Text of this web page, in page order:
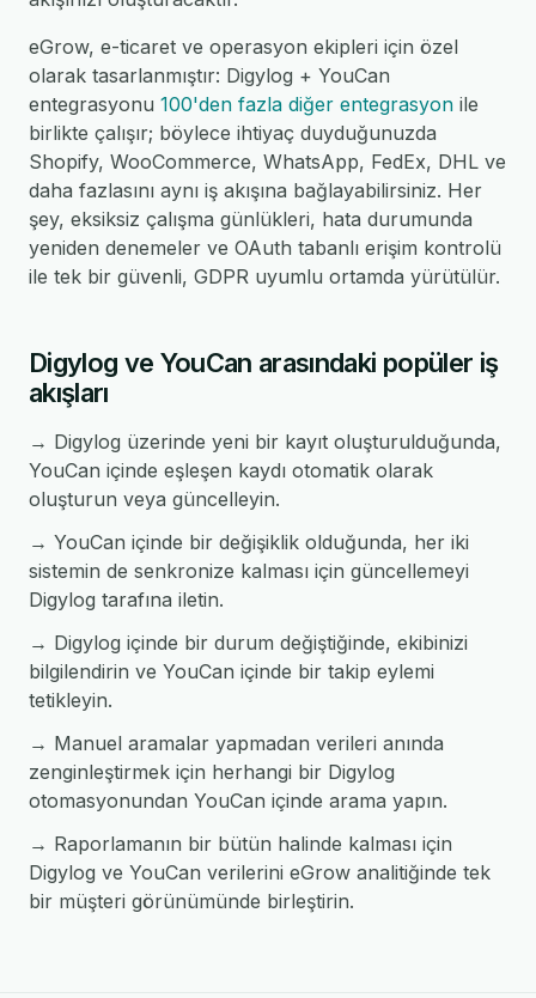
eGrow, e-ticaret ve operasyon ekipleri için özel
olarak tasarlanmıştır: Digylog + YouCan
entegrasyonu 100'den fazla diğer entegrasyon ile
birlikte çalışır; böylece ihtiyaç duyduğunuzda
Shopify, WooCommerce, WhatsApp, FedEx, DHL ve
daha fazlasını aynı iş akışına bağlayabilirsiniz. Her
şey, eksiksiz çalışma günlükleri, hata durumunda
yeniden denemeler ve OAuth tabanlı erişim kontrolü
ile tek bir güvenli, GDPR uyumlu ortamda yürütülür.
Digylog ve YouCan arasındaki popüler iş
akışları
→ Digylog üzerinde yeni bir kayıt oluşturulduğunda,
YouCan içinde eşleşen kaydı otomatik olarak
oluşturun veya güncelleyin.
→ YouCan içinde bir değişiklik olduğunda, her iki
sistemin de senkronize kalması için güncellemeyi
Digylog tarafına iletin.
→ Digylog içinde bir durum değiştiğinde, ekibinizi
bilgilendirin ve YouCan içinde bir takip eylemi
tetikleyin.
→ Manuel aramalar yapmadan verileri anında
zenginleştirmek için herhangi bir Digylog
otomasyonundan YouCan içinde arama yapın.
→ Raporlamanın bir bütün halinde kalması için
Digylog ve YouCan verilerini eGrow analitiğinde tek
bir müşteri görünümünde birleştirin.